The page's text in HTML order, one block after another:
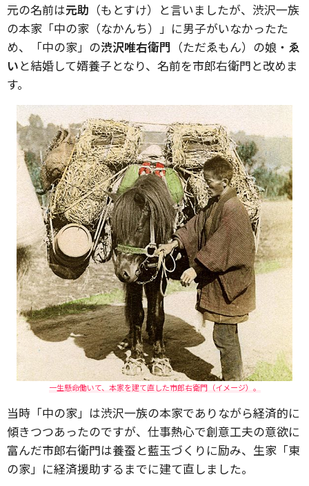
元の名前は元助 （もとすけ）と言いましたが、渋沢一族
の本家「中の家（なかんち）」に男子がいなかったた
め、「中の家」の渋沢唯右衛門 （ただゑもん）の娘・ ゑ
いと結婚して婿養子となり、名前を市郎右衛門と改めま
す。
一生懸命働いて、本家を建て直した市郎右衛門（イメージ）。
当時「中の家」は渋沢一族の本家でありながら経済的に
傾きつつあったのですが、仕事熱心で創意工夫の意欲に
富んだ市郎右衛門は養蚕と藍玉づくりに励み、生家「東
の家」に経済援助するまでに建て直しました。